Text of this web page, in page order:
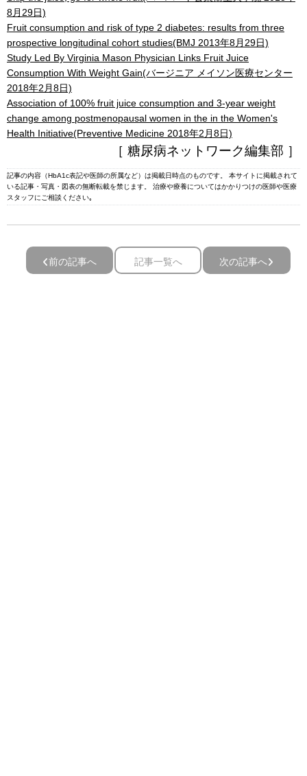
8月29日)
Fruit consumption and risk of type 2 diabetes: results from three
prospective longitudinal cohort studies(BMJ 2013年8月29日)
Study Led By Virginia Mason Physician Links Fruit Juice
Consumption With Weight Gain(バージニア メイソン医療センター
2018年2月8日)
Association of 100% fruit juice consumption and 3-year weight
change among postmenopausal women in the in the Women's
Health Initiative(Preventive Medicine 2018年2月8日)
［ 糖尿病ネットワーク編集部 ］
記事の内容（HbA1c表記や医師の所属など）は掲載日時点のものです。 本サイトに掲載されて
いる記事・写真・図表の無断転載を禁じます。 治療や療養についてはかかりつけの医師や医療
スタッフにご相談ください｡
前の記事へ 記事一覧へ 次の記事へ